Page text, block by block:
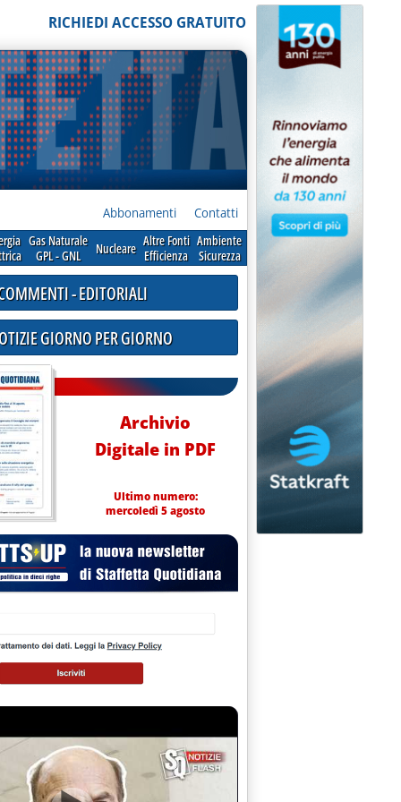
RICHIEDI ACCESSO GRATUITO
Abbonamenti Contatti
Gas Naturale
GPL - GNL
Nucleare Altre Fonti
Efficienza
Ambiente
Sicurezza
- EDITORIALI
GIORNO PER GIORNO
Archivio
Digitale in PDF
Ultimo numero:
mercoledì 5 agosto